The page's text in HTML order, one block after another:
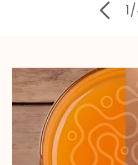
1/